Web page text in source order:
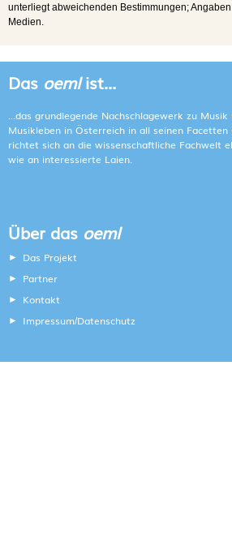
unterliegt abweichenden Bestimmungen;
Medien.
Das oemlist...
...das grundlegende Nachschlagewerk zu Musik
Musikleben in Österreich in all seinen Facetten
richtet sich an die wissenschaftliche Fachwelt
wie an interessierte Laien.
Über das oeml
Das Projekt
Partner
Kontakt
Impressum/Datenschutz